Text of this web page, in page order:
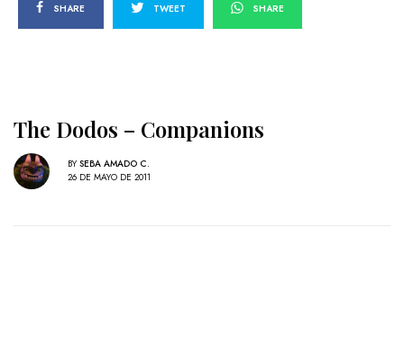
SHARE TWEET SHARE
The Dodos – Companions
BY SEBA AMADO C.
26 DE MAYO DE 2011